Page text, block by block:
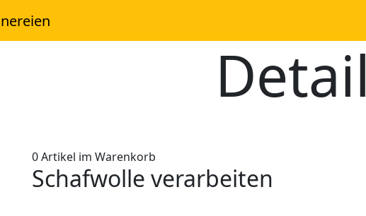
Detail
0Artikel im Warenkorb
Schafwolle verarbeiten